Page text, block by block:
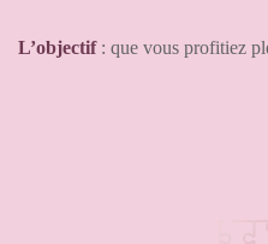
L’objectif: que vous profitiez